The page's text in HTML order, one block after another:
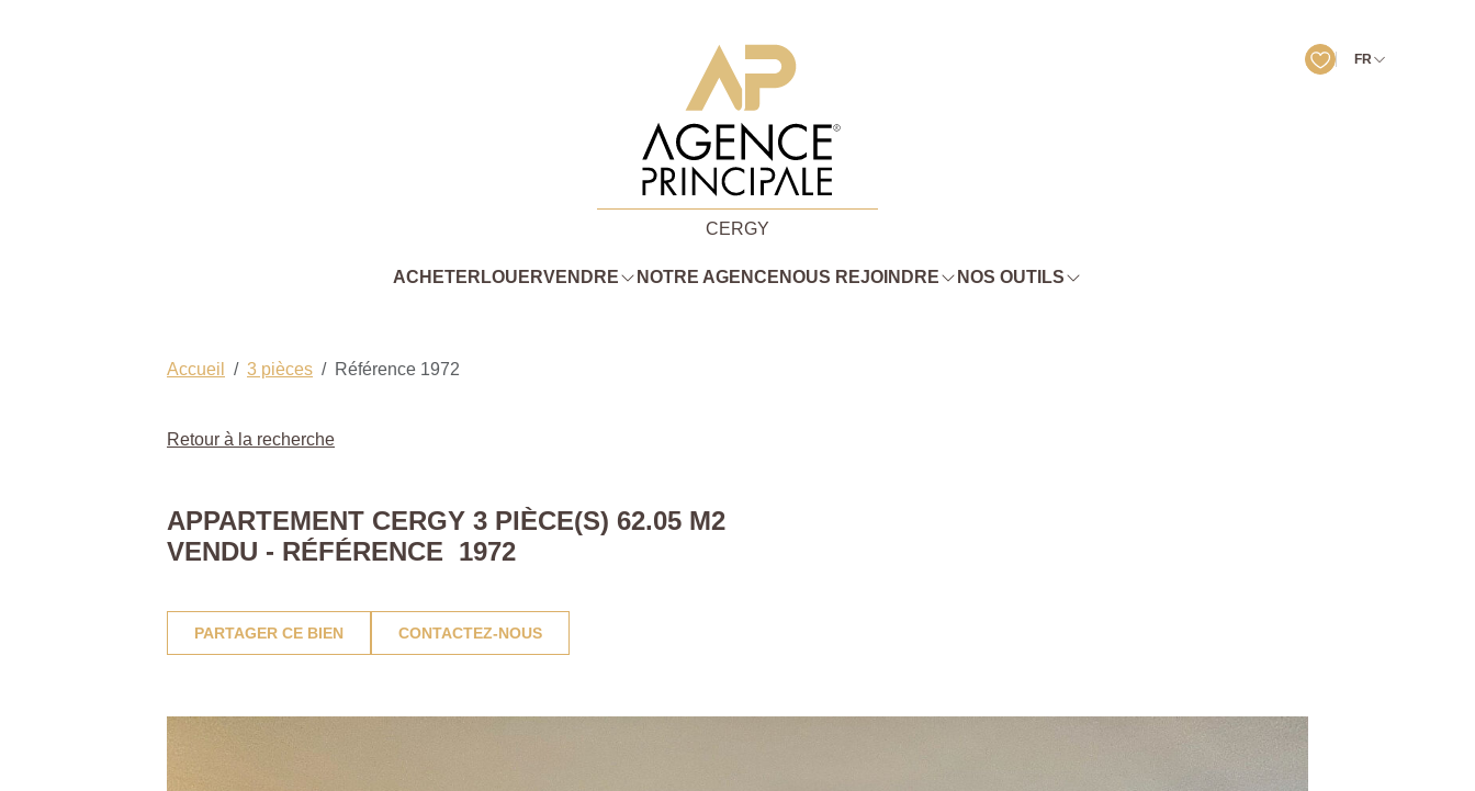
FR
CERGY
ACHETER LOUERVENDRE NOTRE AGENCE NOUS REJOINDRE NOS OUTILS
Accueil 3 pièces Référence 1972
Retour à la recherche
APPARTEMENT CERGY 3 PIÈCE(S) 62.05 M2
VENDU - RÉFÉRENCE 1972
PARTAGER CE BIEN CONTACTEZ-NOUS